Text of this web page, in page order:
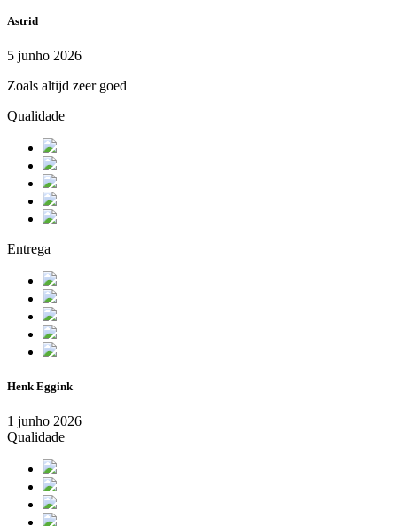
Astrid
5 junho 2026
Zoals altijd zeer goed
Qualidade
Entrega
Henk Eggink
1 junho 2026
Qualidade